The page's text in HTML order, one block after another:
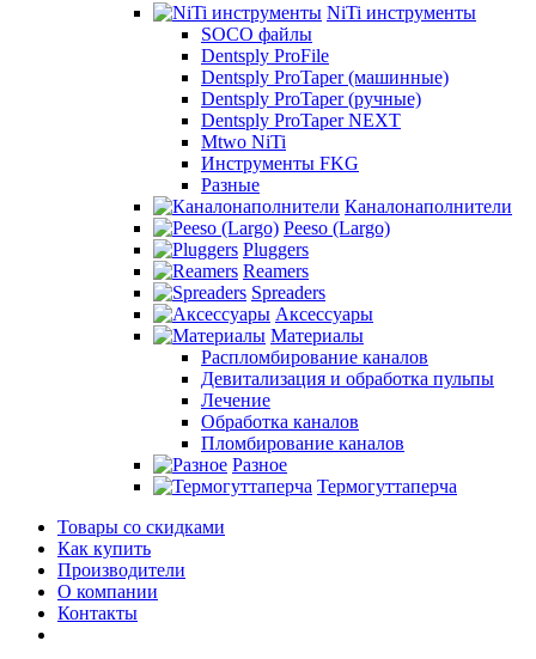
NiTi инструменты
SOCO файлы
Dentsply ProFile
Dentsply ProTaper (машинные)
Dentsply ProTaper (ручные)
Dentsply ProTaper NEXT
Mtwo NiTi
Инструменты FKG
Разные
Каналонаполнители
Peeso (Largo)
Pluggers
Reamers
Spreaders
Аксессуары
Материалы
Распломбирование каналов
Девитализация и обработка пульпы
Лечение
Обработка каналов
Пломбирование каналов
Разное
Термогуттаперча
Товары со скидками
Как купить
Производители
О компании
Контакты